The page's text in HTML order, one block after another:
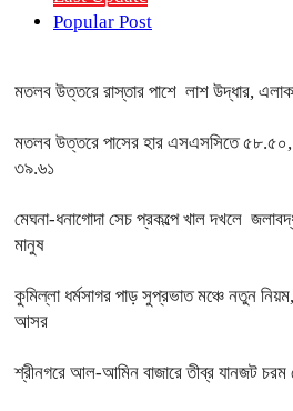
Popular Post
মতলব উত্তরে রাস্তার পাশে লাশ উদ্ধার,
মতলব উত্তরে পাসের হার এসএসসিতে
৩৯.৬১
মেঘনা-ধনাগোদা সেচ প্রকল্পে খাল দখলে
মানুষ
কুমিল্লা ধর্মসাগর পাড় সুপ্রভাত মঞ্চে নতুন
আসর
শ্রীনগরে আল-আমিন বাজারে তীব্র যানজট চরম